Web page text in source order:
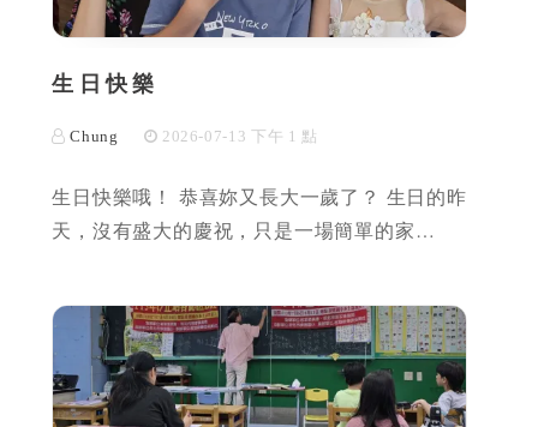
生日快樂
Chung 2026-07-13 下午 1 點
生日快樂哦！ 恭喜妳又長大一歲了？ 生日的昨
天，沒有盛大的慶祝，只是一場簡單的家…